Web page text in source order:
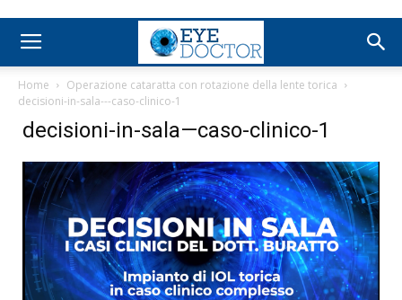
Home
Operazione cataratta con rotazione della lente torica
decisioni-in-sala---caso-clinico-1
decisioni-in-sala—caso-clinico-1